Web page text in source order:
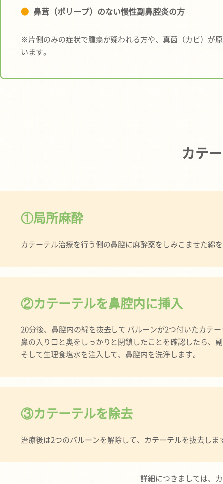
鼻茸（ポリープ）のない慢性副鼻腔炎の方
※片側のみの症状で腫瘍が疑われる方や、真菌（カビ）が
います。
カテ
①局所麻酔
カテーテル治療を行う側の鼻腔に麻酔薬をしみこませた綿
②カテーテルを鼻腔内に挿入
20分後、鼻腔内の綿を抜去して バルーンが2つ付いたカテ
鼻の入り口と奥をしっかりと閉鎖したことを確認したら、
そして生理食塩水を注入して、鼻腔内を洗浄します。
③カテーテルを除去
治療後は2つのバルーンを解除して、カテーテルを抜去しま
詳細につきましては、